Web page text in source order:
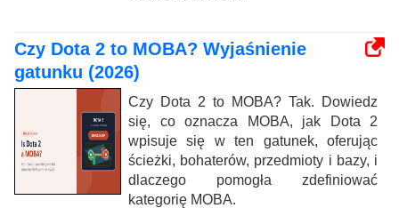
Czy Dota 2 to MOBA? Wyjaśnienie
gatunku (2026)
Czy Dota 2 to MOBA? Tak. Dowiedz
się, co oznacza MOBA, jak Dota 2
wpisuje się w ten gatunek, oferując
ścieżki, bohaterów, przedmioty i bazy, i
dlaczego pomogła zdefiniować
kategorię MOBA.